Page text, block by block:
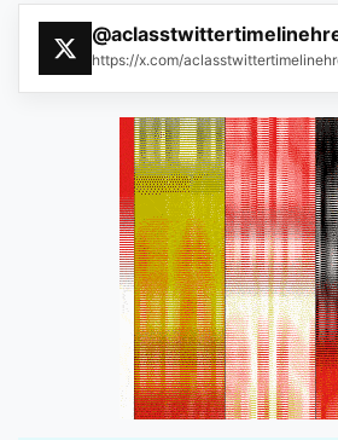
https://x.com/